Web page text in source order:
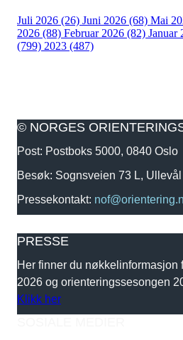
Juli 2026 (26) Juni 2026 (68) Mai
2026 (88) Februar 2026 (82) Januar
(799) 2023 (487)
© NORGES
Post: Postboks 5000, 0840 Oslo
Besøk: Sognsveien 73 L,
Pressekontakt:
PRESSE
Her finner du nøkkelinformasjon
2026 og orienteringssesongen
Klikk her